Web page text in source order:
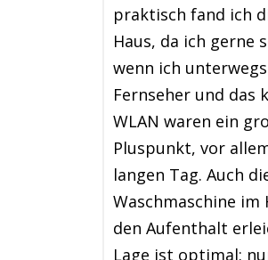
praktisch fand ich
Haus, da ich gerne
wenn ich
Fernseher und das
WLAN waren ein
Pluspunkt, vor
langen Tag. Auch
Waschmaschine im
den Aufenthalt
Lage ist optimal: